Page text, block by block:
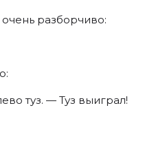
разборчиво:
туз. — Туз выиграл!